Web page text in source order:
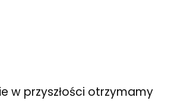
w przyszłości otrzymamy